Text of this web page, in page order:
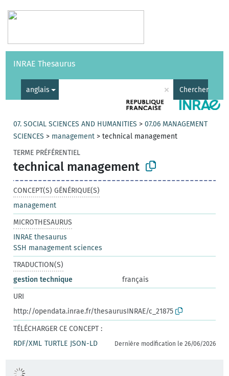
Vocabulaires API
INRAE Thesaurus
anglais × Chercher
07. SOCIAL SCIENCES AND HUMANITIES >07.06 MANAGEMENT
SCIENCES > management >technical management
TERME PRÉFÉRENTIEL
technical management
CONCEPT(S) GÉNÉRIQUE(S)
management
MICROTHESAURUS
INRAE thesaurus
SSH management sciences
TRADUCTION(S)
gestion technique
français
URI
http://opendata.inrae.fr/thesaurusINRAE/c_21875
TÉLÉCHARGER CE CONCEPT :
RDF/XML TURTLE JSON-LD Dernière modification le 26/06/2026